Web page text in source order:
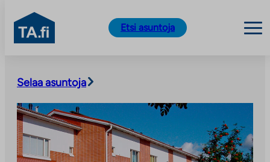
sisältöön
TA.fi
Etsi asuntoja
Selaa asuntoja